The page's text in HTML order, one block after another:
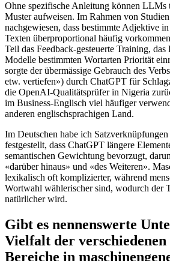
Ohne spezifische Anleitung können LLMs
Muster aufweisen. Im Rahmen von
nachgewiesen, dass bestimmte Adjektive
Texten überproportional häufig
Teil das Feedback-gesteuerte Training,
Modelle bestimmten Wortarten Priorität
sorgte der übermässige Gebrauch des
etw. vertiefen») durch ChatGPT für
die OpenAI-Qualitätsprüfer in Nigeria
im Business-Englisch viel häufiger
anderen englischsprachigen Land.
Im Deutschen habe ich
festgestellt, dass ChatGPT längere
semantischen Gewichtung bevorzugt,
«darüber hinaus» und «des Weiteren».
lexikalisch oft komplizierter, während
Wortwahl wählerischer sind, wodurch der
natürlicher wird.
Gibt es nennenswerte
Vielfalt der verschiedenen
Bereiche in